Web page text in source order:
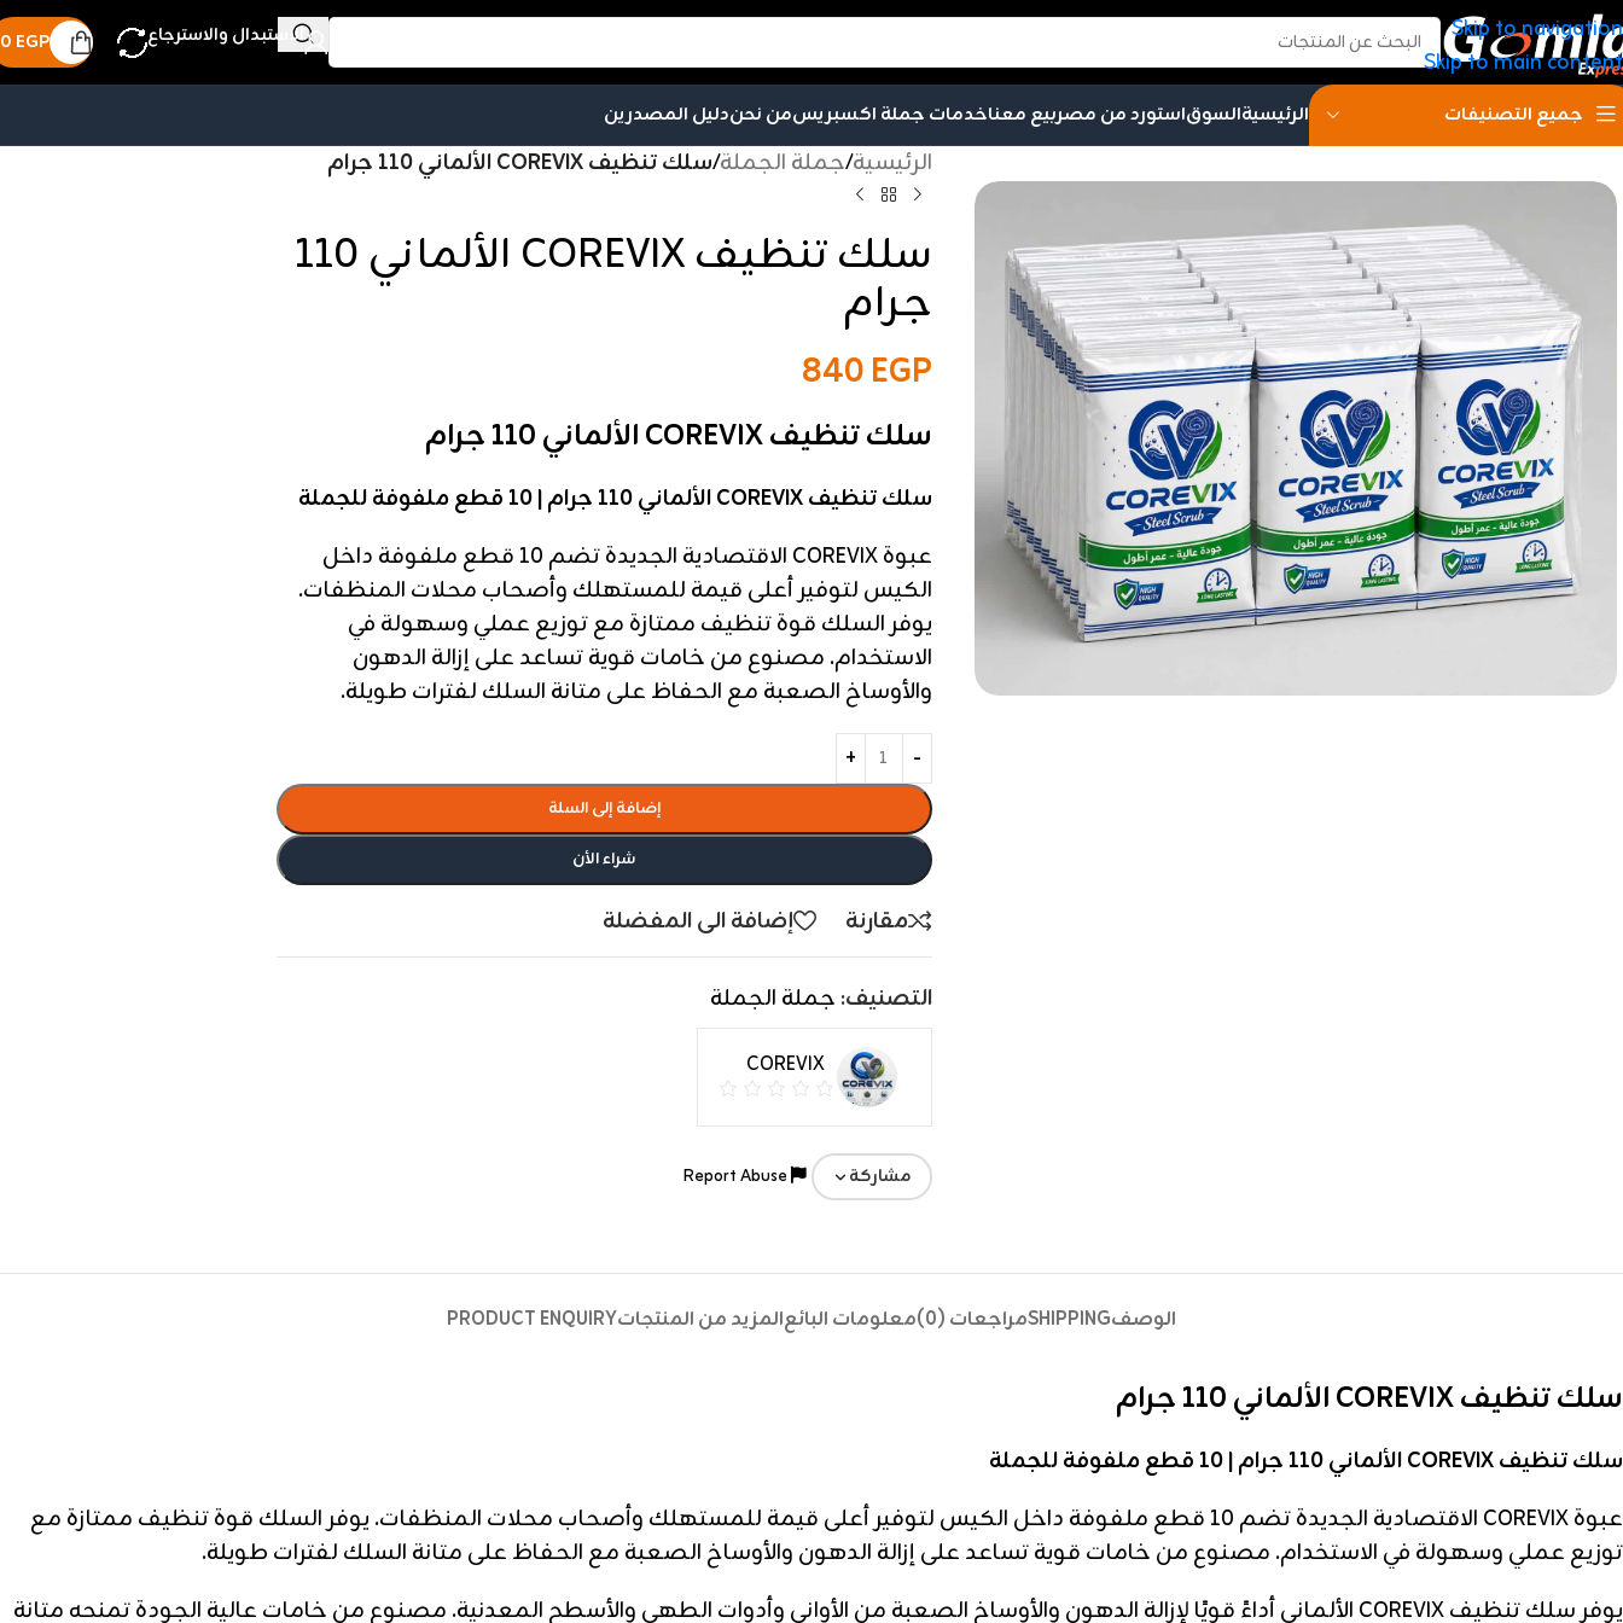
Skip to navigation
Skip to main content
الاستبدال والاسترجاع 0 EGP
جميع التصنيفات الرئيسيةالسوقاستورد من مصربيع معناخدمات جملة اكسبريسمن نحندليل المصدرين
الرئيسية/جملة الجملة/سلك تنظيف COREVIX الألماني 110 جرام
سلك تنظيف COREVIX الألماني 110
جرام
840EGP
سلك تنظيف COREVIX الألماني 110 جرام
سلك تنظيف COREVIX الألماني 110 جرام | 10 قطع ملفوفة للجملة
عبوة COREVIX الاقتصادية الجديدة تضم 10 قطع ملفوفة داخل
الكيس لتوفير أعلى قيمة للمستهلك وأصحاب محلات المنظفات.
يوفر السلك قوة تنظيف ممتازة مع توزيع عملي وسهولة في
الاستخدام. مصنوع من خامات قوية تساعد على إزالة الدهون
والأوساخ الصعبة مع الحفاظ على متانة السلك لفترات طويلة.
إضافة إلى السلة
شراء الأن
مقارنة إضافة الى المفضلة
التصنيف: جملة الجملة
COREVIX
مشاركة
الوصفSHIPPINGمراجعات (0) معلومات البائعالمزيد من المنتجاتPRODUCT ENQUIRY
سلك تنظيف COREVIX الألماني 110 جرام
سلك تنظيف COREVIX الألماني 110 جرام | 10 قطع ملفوفة للجملة
عبوة COREVIX الاقتصادية الجديدة تضم 10 قطع ملفوفة داخل الكيس لتوفير أعلى قيمة للمستهلك وأصحاب محلات المنظفات. يوفر السلك قوة تنظيف ممتازة مع
توزيع عملي وسهولة في الاستخدام. مصنوع من خامات قوية تساعد على إزالة الدهون والأوساخ الصعبة مع الحفاظ على متانة السلك لفترات طويلة.
يوفر سلك تنظيف COREVIX الألماني أداءً قويًا لإزالة الدهون والأوساخ الصعبة من الأواني وأدوات الطهي والأسطح المعدنية. مصنوع من خامات عالية الجودة تمنحه متانة